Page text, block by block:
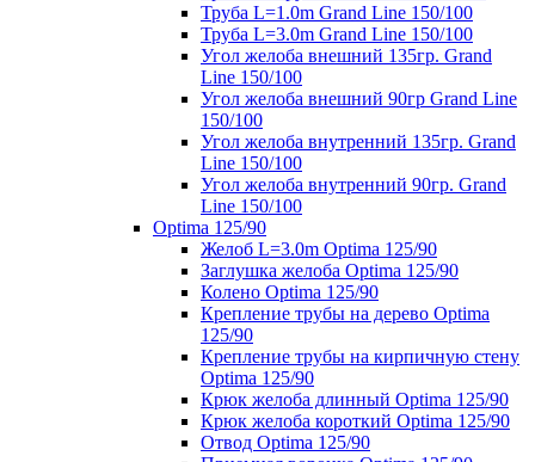
Труба L=1.0m Grand Line 150/100
Труба L=3.0m Grand Line 150/100
Угол желоба внешний 135гр. Grand
Line 150/100
Угол желоба внешний 90гр Grand Line
150/100
Угол желоба внутренний 135гр. Grand
Line 150/100
Угол желоба внутренний 90гр. Grand
Line 150/100
Optima 125/90
Желоб L=3.0m Optima 125/90
Заглушка желоба Optima 125/90
Колено Optima 125/90
Крепление трубы на дерево Optima
125/90
Крепление трубы на кирпичную стену
Optima 125/90
Крюк желоба длинный Optima 125/90
Крюк желоба короткий Optima 125/90
Отвод Optima 125/90